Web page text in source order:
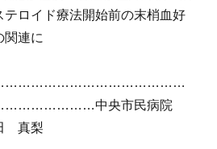
テロイド療法開始前の末梢血好
関連に
中央市民病院
真梨